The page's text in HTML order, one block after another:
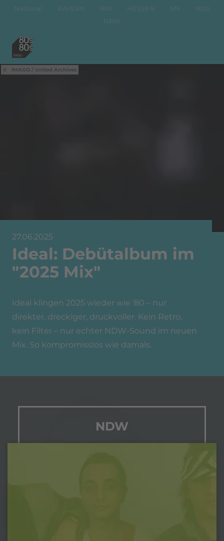
National BAYERN BW HESSEN MV
NDS
NRW
IMAGO / United Archives
27.06.2025
Ideal: Debütalbum im
"2025 Mix"
Ideal klingen 2025 wieder wie '80 – nur
direkter, dreckiger, druckvoller. Kein Retro,
kein Filter – nur echter NDW-Sound im neuen
Mix. So kompromisslos wie damals.
NDW